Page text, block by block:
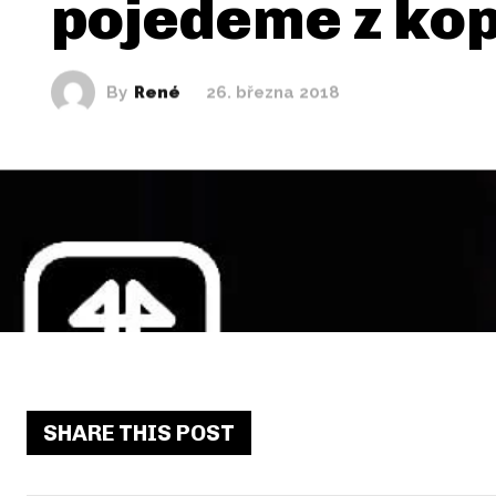
pojedeme z
By René 26. března 2018
SHARE THIS POST